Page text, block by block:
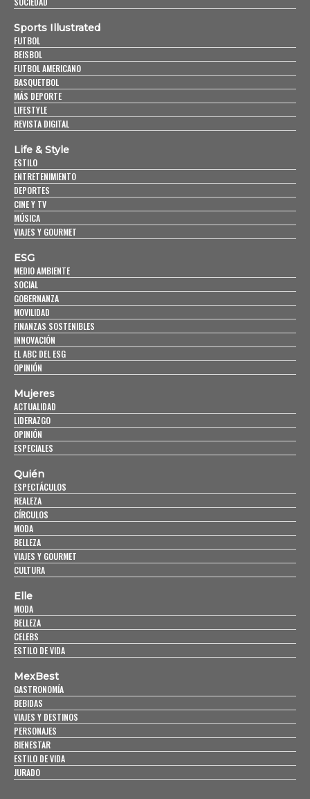
Sports Illustrated
FUTBOL
BEISBOL
FUTBOL AMERICANO
BASQUETBOL
MÁS DEPORTE
LIFESTYLE
REVISTA DIGITAL
Life & Style
ESTILO
ENTRETENIMIENTO
DEPORTES
CINE Y TV
MÚSICA
VIAJES Y GOURMET
ESG
MEDIO AMBIENTE
SOCIAL
GOBERNANZA
MOVILIDAD
FINANZAS SOSTENIBLES
INNOVACIÓN
EL ABC DEL ESG
OPINIÓN
Mujeres
ACTUALIDAD
LIDERAZGO
OPINIÓN
ESPECIALES
Quién
ESPECTÁCULOS
REALEZA
CÍRCULOS
MODA
BELLEZA
VIAJES Y GOURMET
CULTURA
Elle
MODA
BELLEZA
CELEBS
ESTILO DE VIDA
MexBest
GASTRONOMÍA
BEBIDAS
VIAJES Y DESTINOS
PERSONAJES
BIENESTAR
ESTILO DE VIDA
JURADO